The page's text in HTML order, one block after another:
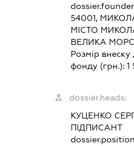
54001,
МІСТО
ВЕЛИКА
Розмір внеску
фонду (грн.): 1
dossier.heads:
КУЦЕНКО
ПІДПИСАНТ